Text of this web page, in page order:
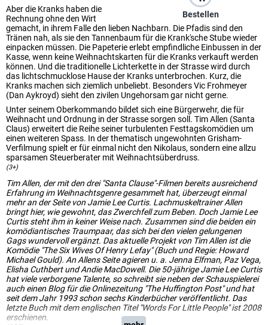
Bestellen
Aber die Kranks haben die
Rechnung ohne den Wirt
gemacht, in ihrem Falle den lieben Nachbarn. Die Pfadis sind den
Tränen nah, als sie den Tannenbaum für die Krank'sche Stube wieder
einpacken müssen. Die Papeterie erlebt empfindliche Einbussen in der
Kasse, wenn keine Weihnachtskarten für die Kranks verkauft werden
können. Und die traditionelle Lichterkette in der Strasse wird durch
das lichtschmucklose Hause der Kranks unterbrochen. Kurz, die
Kranks machen sich ziemlich unbeliebt. Besonders Vic Frohmeyer
(Dan Aykroyd) sieht den zivilen Ungehorsam gar nicht gerne.
Unter seinem Oberkommando bildet sich eine Bürgerwehr, die für
Weihnacht und Ordnung in der Strasse sorgen soll. Tim Allen (Santa
Claus) erweitert die Reihe seiner turbulenten Festtagskomödien um
einen weiteren Spass. In der thematisch ungewohnten Grisham-
Verfilmung spielt er für einmal nicht den Nikolaus, sondern eine allzu
sparsamen Steuerberater mit Weihnachtsüberdruss.
(3+)
Tim Allen, der mit den drei "Santa Clause"-Filmen bereits ausreichend
Erfahrung im Weihnachtsgenre gesammelt hat, überzeugt einmal
mehr an der Seite von Jamie Lee Curtis. Lachmuskeltrainer Allen
bringt hier, wie gewohnt, das Zwerchfell zum Beben. Doch Jamie Lee
Curtis steht ihm in keiner Weise nach. Zusammen sind die beiden ein
komödiantisches Traumpaar, das sich bei den vielen gelungenen
Gags wundervoll ergänzt. Das aktuelle Projekt von Tim Allen ist die
Komödie "The Six Wives Of Henry Lefay" (Buch und Regie: Howard
Michael Gould). An Allens Seite agieren u. a. Jenna Elfman, Paz Vega,
Elisha Cuthbert und Andie MacDowell. Die 50-jährige Jamie Lee Curtis
hat viele verborgene Talente, so schreibt sie neben der Schauspielerei
auch einen Blog für die Onlinezeitung "The Huffington Post" und hat
seit dem Jahr 1993 schon sechs Kinderbücher veröffentlicht. Das
letzte Buch mit dem englischen Titel "Words For Little People" ist 2008
erschienen.